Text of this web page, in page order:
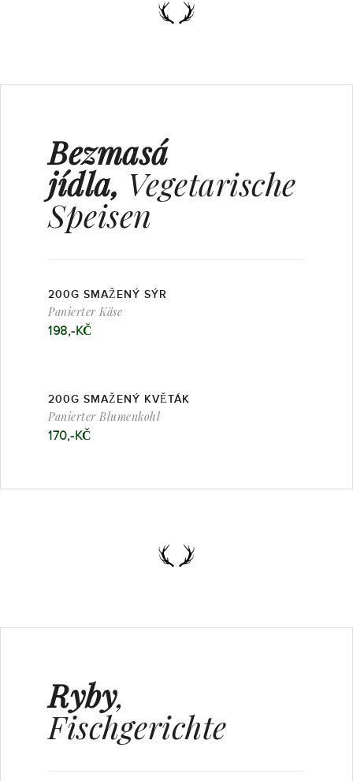
Bezmasá
jídla, Vegetarische
Speisen
200G SMAŽENÝ SÝR
Panierter Käse
198,-KČ
200G SMAŽENÝ KVĚTÁK
Panierter Blumenkohl
170,-KČ
Ryby,
Fischgerichte